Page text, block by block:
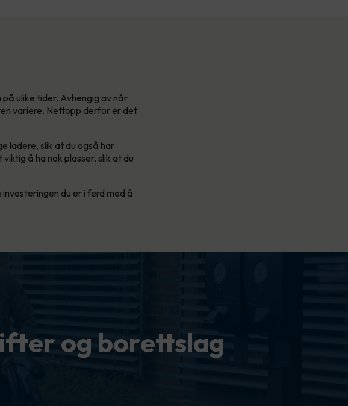
ulike tider. Avhengig av når
variere. Nettopp derfor er det
ladere, slik at du også har
å ha nok plasser, slik at du
du er i ferd med å
og borettslag